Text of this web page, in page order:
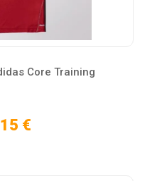
Core Training
€